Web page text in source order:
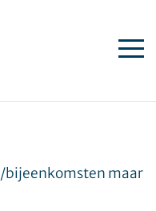
bijeenkomsten maar